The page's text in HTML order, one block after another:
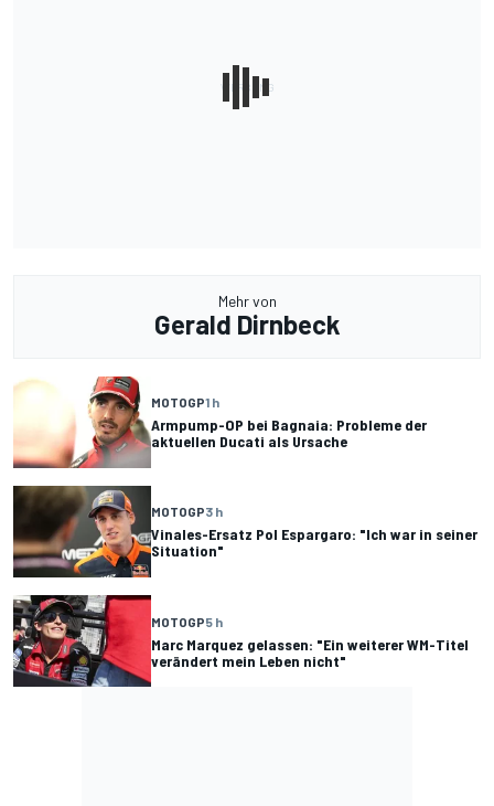
Mehr von
Gerald Dirnbeck
MOTOGP1 h
Armpump-OP bei Bagnaia: Probleme der
aktuellen Ducati als Ursache
MOTOGP3 h
Vinales-Ersatz Pol Espargaro: "Ich war in seiner
Situation"
MOTOGP5 h
Marc Marquez gelassen: "Ein weiterer WM-Titel
verändert mein Leben nicht"